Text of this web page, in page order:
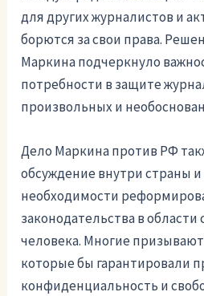
для других журналистов и
борются за свои права.
Маркина подчеркнуло
потребности в защите
произвольных и
Дело Маркина против РФ
обсуждение внутри страны
необходимости
законодательства в
человека. Многие
которые бы гарантировали
конфиденциальность и